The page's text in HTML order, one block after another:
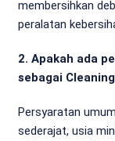
membersihkan
peralatan
2. Apakah ada
sebagai
Persyaratan
sederajat, usia